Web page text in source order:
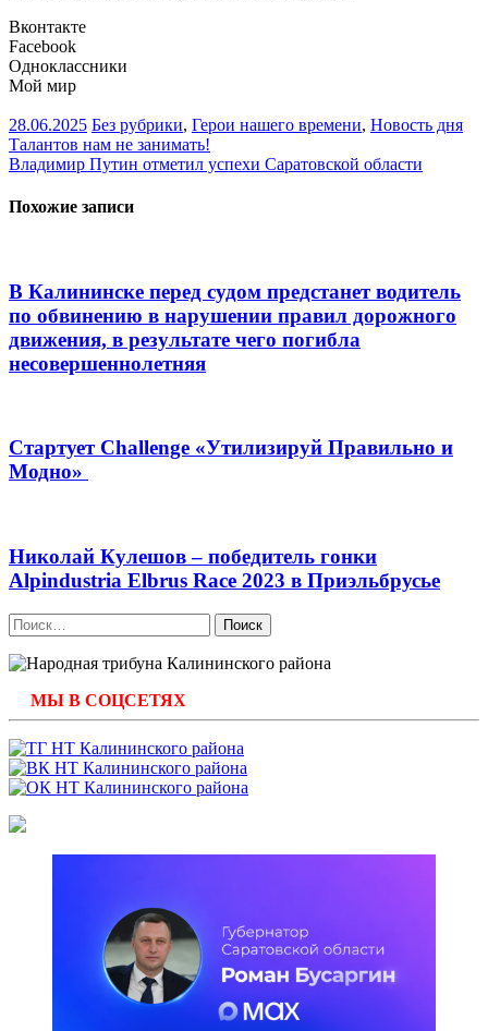
Вконтакте
Facebook
Одноклассники
Мой мир
28.06.2025 Без рубрики, Герои нашего времени, Новость дня
Навигация
по
записям
Талантов нам не занимать!
Владимир Путин отметил успехи Саратовской области
Похожие записи
В Калининске перед судом предстанет водитель
по обвинению в нарушении правил дорожного
движения, в результате чего погибла
несовершеннолетняя
Стартует Challenge «Утилизируй Правильно и
Модно»
Николай Кулешов – победитель гонки
Alpindustria Elbrus Race 2023 в Приэльбрусье
Найти:
МЫ В СОЦСЕТЯХ